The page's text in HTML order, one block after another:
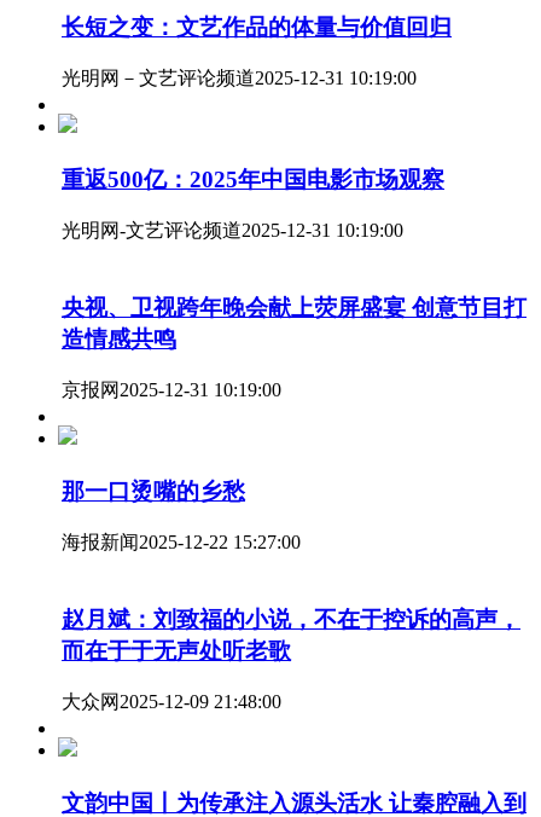
长短之变：文艺作品的体量与价值回归
光明网－文艺评论频道2025-12-31 10:19:00
重返500亿：2025年中国电影市场观察
光明网-文艺评论频道2025-12-31 10:19:00
央视、卫视跨年晚会献上荧屏盛宴 创意节目打
造情感共鸣
京报网 2025-12-31 10:19:00
那一口烫嘴的乡愁
海报新闻2025-12-22 15:27:00
赵月斌：刘致福的小说，不在于控诉的高声，
而在于于无声处听老歌
大众网 2025-12-09 21:48:00
文韵中国丨为传承注入源头活水 让秦腔融入到